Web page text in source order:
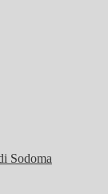
Sodoma